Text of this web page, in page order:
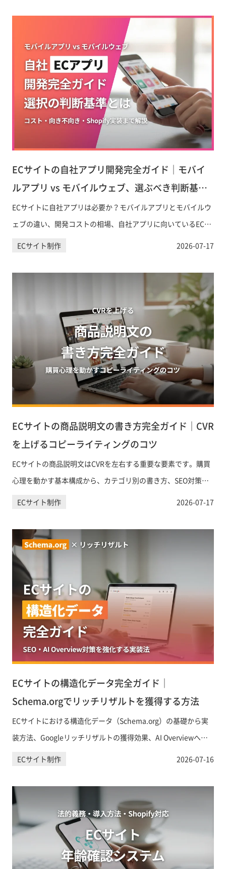
ECサイトの自社アプリ開発完全ガイド｜モバイ
ルアプリ vs モバイルウェブ、選ぶべき判断基準
とは
ECサイトに自社アプリは必要か？モバイルアプリとモバイルウ
ェブの違い、開発コストの相場、自社アプリに向いているEC事
業の特徴、Shopify対応の実装方法まで、意思決定に必要な情報
ECサイト制作 2026-07-17
ECサイトの商品説明文の書き方完全ガイド｜CVR
を上げるコピーライティングのコツ
ECサイトの商品説明文はCVRを左右する重要な要素です。購買
心理を動かす基本構成から、カテゴリ別の書き方、SEO対策、
AIツールの活用まで、実践的なポイントを網羅的に解説しま
ECサイト制作 2026-07-17
ECサイトの構造化データ完全ガイド｜
Schema.orgでリッチリザルトを獲得する方法
ECサイトにおける構造化データ（Schema.org）の基礎から実
装方法、Googleリッチリザルトの獲得効果、AI Overviewへの
引用対策まで、EC担当者が知っておくべき構造化データ活用法
ECサイト制作 2026-07-16